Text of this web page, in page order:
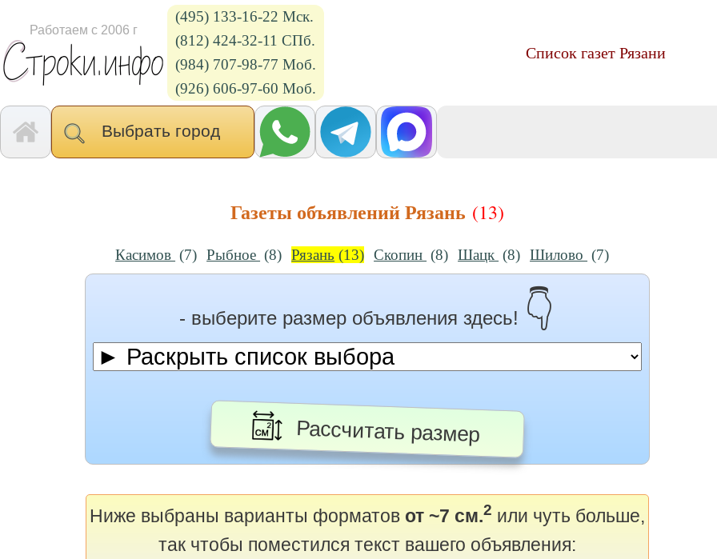
Работаем с 2006 г
(495) 133-16-22 Мск.
(812) 424-32-11 СПб.
(984) 707-98-77 Моб.
(926) 606-97-60 Моб.
Список газет Рязани
Выбрать город
Газеты объявлений Рязань (13)
Касимов (7) Рыбное (8) Рязань (13) Скопин (8) Шацк (8) Шилово (7)
- выберите размер объявления здесь! 👇
Рассчитать размер
Ниже выбраны варианты форматов от ~7 см.2 или чуть больше,
так чтобы поместился текст вашего объявления: